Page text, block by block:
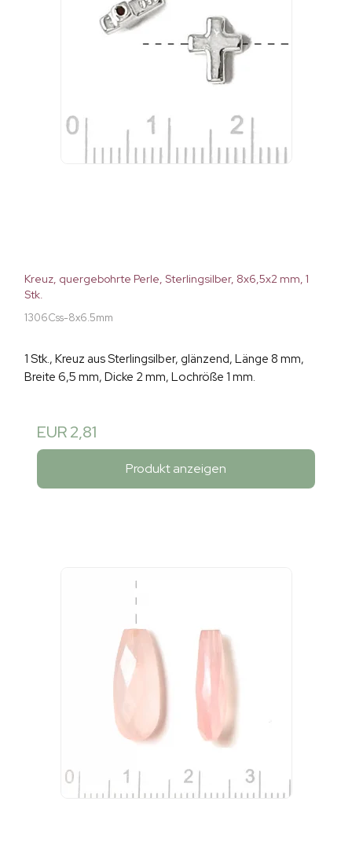
Kreuz, quergebohrte Perle, Sterlingsilber, 8x6,5x2 mm, 1
Stk.
1306Css-8x6.5mm
1 Stk., Kreuz aus Sterlingsilber, glänzend, Länge 8 mm,
Breite 6,5 mm, Dicke 2 mm, Lochröße 1 mm.
EUR 2,81
Produkt anzeigen